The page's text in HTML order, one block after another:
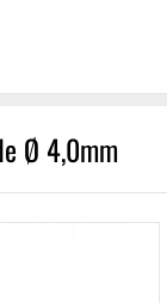
Ø 4,0mm